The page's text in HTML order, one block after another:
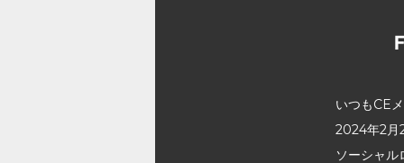
いつもCE
2024年2月
ソーシャ